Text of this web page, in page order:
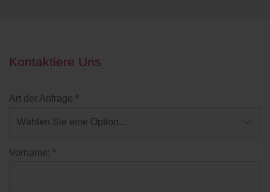
Kontaktiere Uns
Art der Anfrage *
Vorname: *